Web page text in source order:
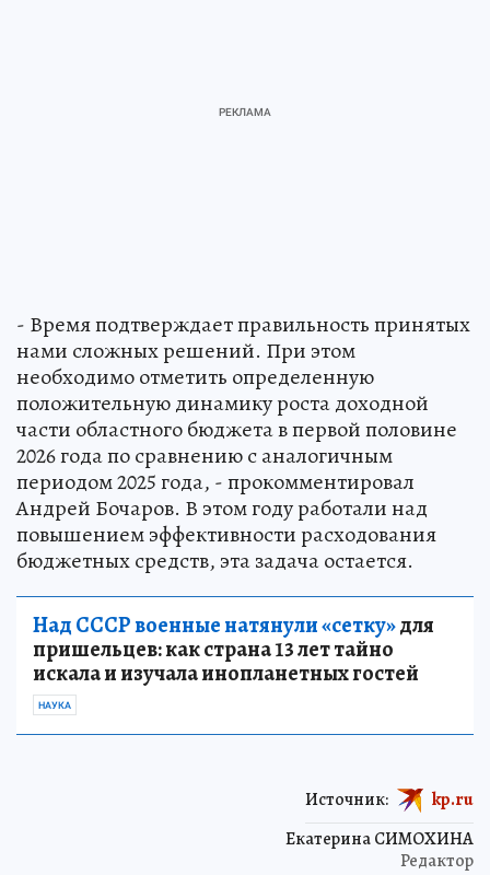
- Время подтверждает правильность принятых
нами сложных решений. При этом
необходимо отметить определенную
положительную динамику роста доходной
части областного бюджета в первой половине
2026 года по сравнению с аналогичным
периодом 2025 года, - прокомментировал
Андрей Бочаров. В этом году работали над
повышением эффективности расходования
бюджетных средств, эта задача остается.
Над СССР военные натянули «сетку»для
пришельцев: как страна 13 лет тайно
искала и изучала инопланетных гостей
НАУКА
Екатерина СИМОХИНА
Редактор
Источник: kp.ru